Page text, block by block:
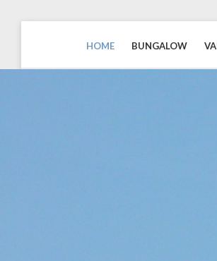
HOME BUNGALOW